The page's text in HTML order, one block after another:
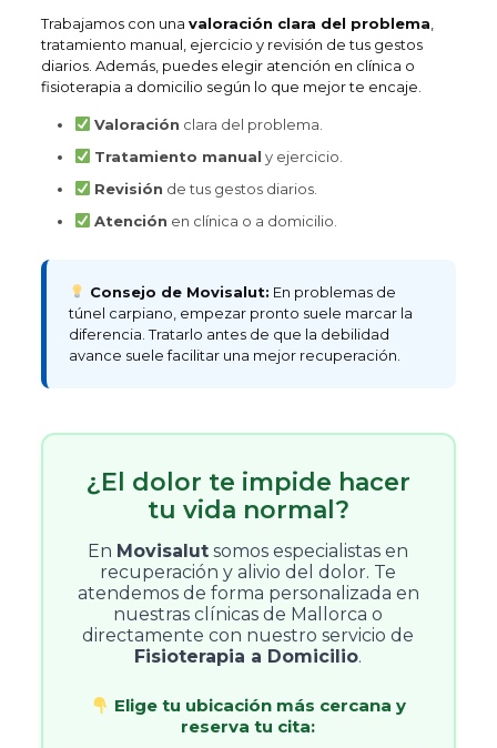
Trabajamos con una valoración clara del problema
tratamiento manual, ejercicio y revisión de tus gestos
diarios. Además, puedes elegir atención en clínica o
fisioterapia a domicilio según lo que mejor te encaje.
Valoración clara del problema.
Tratamiento manual y ejercicio.
Revisión de tus gestos diarios.
Atención en clínica o a domicilio.
Consejo de Movisalut: En problemas de
túnel carpiano, empezar pronto suele marcar la
diferencia. Tratarlo antes de que la debilidad
avance suele facilitar una mejor recuperación.
¿El dolor te impide hacer
tu vida normal?
En Movisalut somos especialistas en
recuperación y alivio del dolor. Te
atendemos de forma personalizada en
nuestras clínicas de Mallorca o
directamente con nuestro servicio de
Fisioterapia a Domicilio.
Elige tu ubicación más cercana y
reserva tu cita: